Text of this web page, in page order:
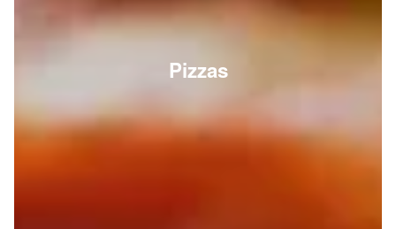
Pizzas